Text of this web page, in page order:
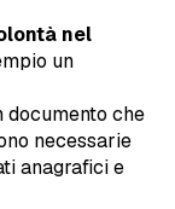
nel
un
documento che
necessarie
anagrafici e